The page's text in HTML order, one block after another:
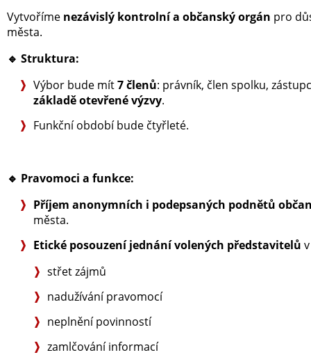
Vytvoříme nezávislý kontrolní a občanský orgán pro
města.
🔹 Struktura:
Výbor bude mít7 členů: právník, člen spolku,
základě otevřené výzvy.
Funkční období bude čtyřleté.
🔹 Pravomoci a funkce:
Příjem anonymních i podepsaných podnětů
města.
Etické posouzení jednání volených představitelů
střet zájmů
nadužívání pravomocí
neplnění povinností
zamlčování informací